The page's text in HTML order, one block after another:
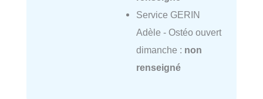
Service GERIN
Adèle - Ostéo ouvert
dimanche : non
renseigné